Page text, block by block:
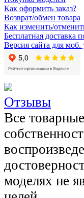
Как оформить заказ?
Возврат/обмен товара
Как изменить/
Бесплатная доставка
Версия сайта для моб.
Отзывы
Все
моделях не